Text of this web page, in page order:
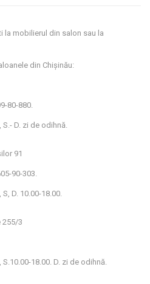
la mobilierul din salon sau la
din Chișinău:
80-880.
S.- D. zi de odihnă.
91
90-303.
D. 10.00-18.00.
255/3
S.10.00-18.00. D. zi de odihnă.